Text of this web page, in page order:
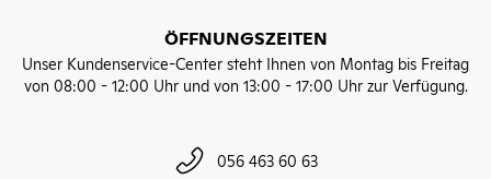
ÖFFNUNGSZEITEN
Unser Kundenservice-Center steht Ihnen von Montag bis Freitag
von 08:00 - 12:00 Uhr und von 13:00 - 17:00 Uhr zur Verfügung.
056 463 60 63